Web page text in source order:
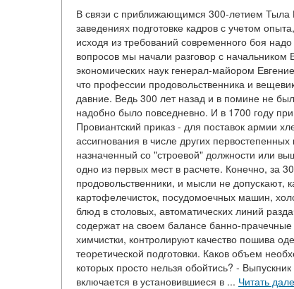
В связи с приближающимся 300-летием
заведениях подготовке кадров с учетом
исходя из требований современного боя
вопросов мы начали разговор с
экономических наук генерал-майором
что профессии продовольственника и
давние. Ведь 300 лет назад и в помине не
надобно было повседневно. И в 1700 году
Провиантский приказ - для поставок армии
ассигнования в числе других
назначенный со "строевой" должности или
одно из первых мест в расчете. Конечно, за
продовольственники, и мысли не допускают,
картофелечисток, посудомоечных машин,
блюд в столовых, автоматических линий
содержат на своем балансе банно-
химчистки, контролируют качество пошива
теоретической подготовки. Каков объем
которых просто нельзя обойтись? -
включается в установившиеся в ... Читать